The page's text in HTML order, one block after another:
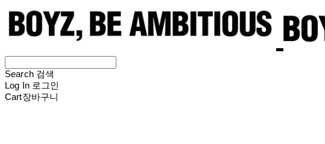
Search 검색
Log In 로그인
Cart장바구니